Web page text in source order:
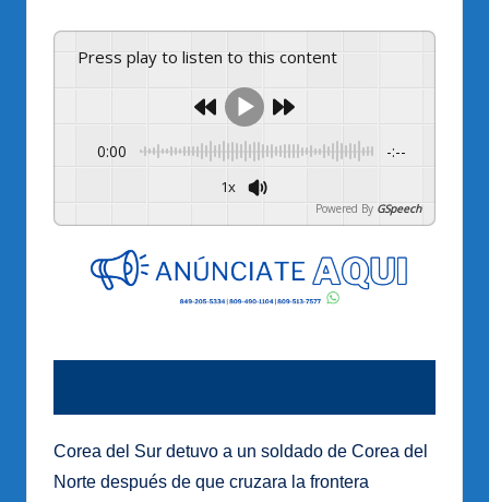
Press play to listen to this content
0:00 -:--
1x
Powered By GSpeech
Corea del Sur detuvo a un soldado de Corea del
Norte después de que cruzara la frontera